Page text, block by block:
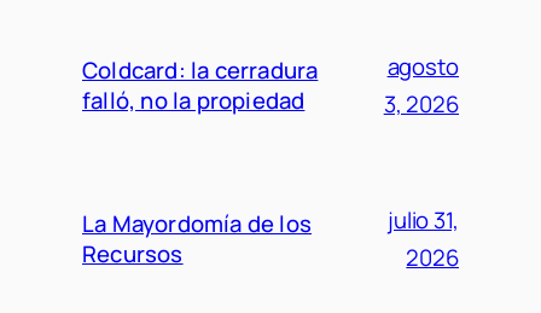
Coldcard: la cerradura
falló, no la propiedad
agosto
3, 2026
La Mayordomía de los
Recursos
julio 31,
2026